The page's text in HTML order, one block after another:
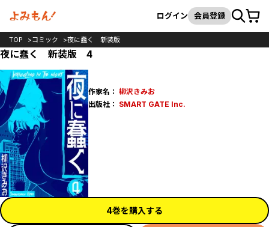
検索
ログイン 会員登録カート
TOP コミック 夜に蠢く 新装版
夜に蠢く 新装版 4
作家名： 柳沢きみお
出版社： SMART GATE Inc.
4巻を購入する